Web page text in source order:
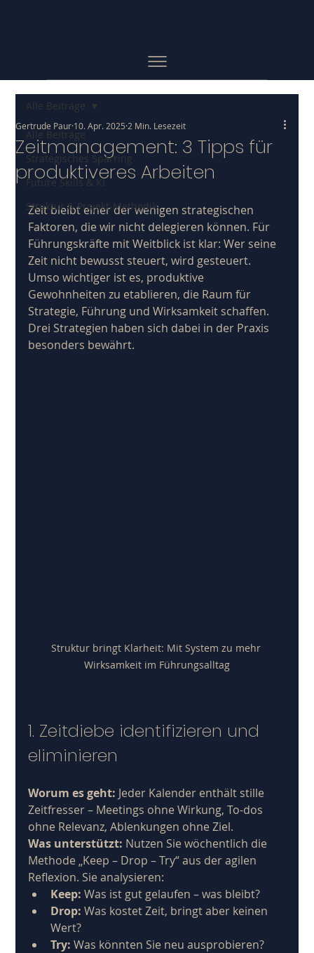
Alle Beiträge
Strategisches Sparring
Future Skills & KI
Struktur & Projekt-Methodik
Alle Beiträge
Zeitmanagement: 3 Tipps für
produktiveres Arbeiten
Gertrude Paur 10. Apr. 2025 2 Min. Lesezeit
Zeit bleibt einer der wenigen strategischen
Faktoren, die wir nicht delegieren können. Für
Führungskräfte mit Weitblick ist klar: Wer seine
Zeit nicht bewusst steuert, wird gesteuert.
Umso wichtiger ist es, produktive
Gewohnheiten zu etablieren, die Raum für
Strategie, Führung und Wirksamkeit schaffen.
Drei Strategien haben sich dabei in der Praxis
besonders bewährt.
Struktur bringt Klarheit: Mit System zu mehr
Wirksamkeit im Führungsalltag
1. Zeitdiebe identifizieren und
eliminieren
Worum es geht: Jeder Kalender enthält stille
Zeitfresser – Meetings ohne Wirkung, To-dos
ohne Relevanz, Ablenkungen ohne Ziel.
Was unterstützt: Nutzen Sie wöchentlich die
Methode „Keep – Drop – Try“ aus der agilen
Reflexion. Sie analysieren:
Keep: Was ist gut gelaufen – was bleibt?
Drop: Was kostet Zeit, bringt aber keinen
Wert?
Try: Was könnten Sie neu ausprobieren?